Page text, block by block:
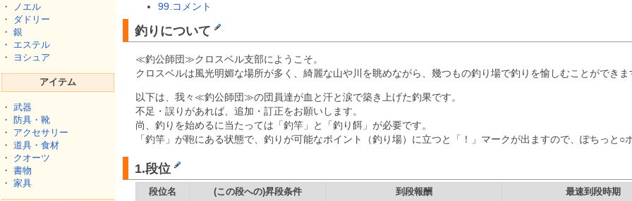
・
ノエル
・ ダドリー
・ 銀
・ エステル
・
ヨシュア
アイテム
・ 武器
・ 防具・靴
・ アクセサリー
・ 道具・食材
・ クオーツ
・ 書物
・ 家具
99.コメント
釣りについて
≪釣公師団≫クロスベル支部にようこそ。
クロスベルは風光明媚な場所が多く、綺麗な山や川を眺めながら、幾つもの釣り場で釣りを愉しむことができま
以下は、我々≪釣公師団≫の団員達が血と汗と涙で築き上げた釣果です。
不足・誤りがあれば、追加・訂正をお願いします。
尚、釣りを始めるに当たっては「釣竿」と「釣り餌」が必要です。
「釣竿」が鞄にある状態で、釣りが可能なポイント（釣り場）に立つと「！」マークが出ますので、ぽちっと○
1.段位
段位名 (この段への)昇段条件 到段報酬
最速到段時期